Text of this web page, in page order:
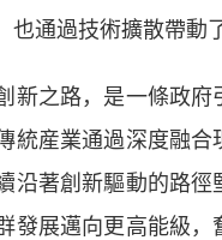
也通過技術擴散帶動
之路，是一條政府
統産業通過深度融
沿著創新驅動的路
發展邁向更高能級